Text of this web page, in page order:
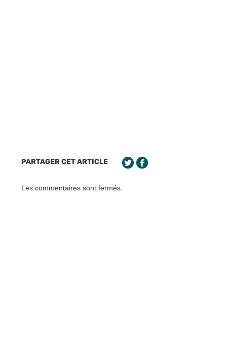
PARTAGER CET ARTICLE
Les commentaires sont fermés.